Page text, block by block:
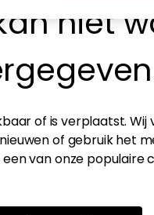
niet
of is verplaatst.
of gebruik het
van onze populaire